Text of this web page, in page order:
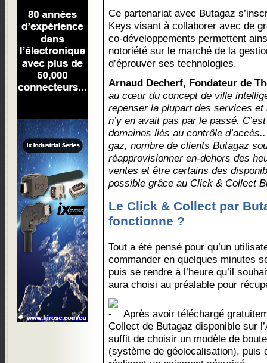
Ce partenariat avec Butagaz
Keys visant à collaborer avec de
co-développements permettent
notoriété sur le marché de la
d’éprouver ses technologies.
Arnaud Decherf, Fondateur de
au cœur du concept de ville
repenser la plupart des services
n’y en avait pas par le passé.
domaines liés au contrôle
gaz, nombre de clients Butagaz
réapprovisionner en-dehors des
ventes et être certains des
possible grâce au Click & Collect
Le Click & Collect par
fonctionne ?
Tout a été pensé pour qu’un
commander en quelques minutes
puis se rendre à l’heure qu’il
aura choisi au préalable pour
Après avoir téléchargé
Collect de Butagaz disponible sur
suffit de choisir un modèle de
(système de géolocalisation), puis